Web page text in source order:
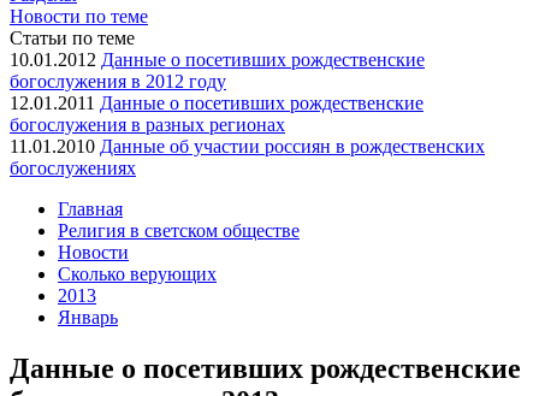
Новости по теме
Статьи по теме
10.01.2012 Данные о посетивших рождественские
богослужения в 2012 году
12.01.2011 Данные о посетивших рождественские
богослужения в разных регионах
11.01.2010 Данные об участии россиян в рождественских
богослужениях
Главная
Религия в светском обществе
Новости
Сколько верующих
2013
Январь
Данные о посетивших рождественские